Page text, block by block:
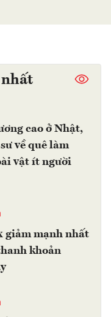
cao ở Nhật,
về quê làm
vật ít người
giảm mạnh nhất
khoản